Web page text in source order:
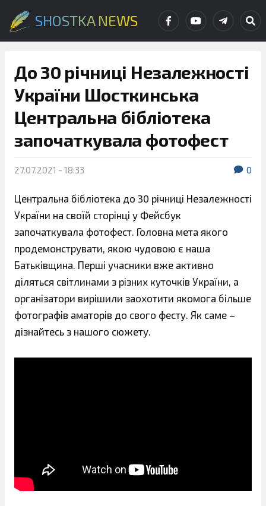
SHOSTKA NEWS
До 30 річниці Незалежності
України Шосткинська
Центральна бібліотека
започаткувала фотофест
27.07.2021 - 18:33 0
Центральна бібліотека до 30 річниці Незалежності
України на своїй сторінці у Фейсбук
започаткувала фотофест. Головна мета якого
продемонструвати, якою чудовою є наша
Батьківщина. Перші учасники вже активно
діляться світлинами з різних куточків України, а
організатори вирішили заохотити якомога більше
фотографів аматорів до свого фесту. Як саме –
дізнайтесь з нашого сюжету.